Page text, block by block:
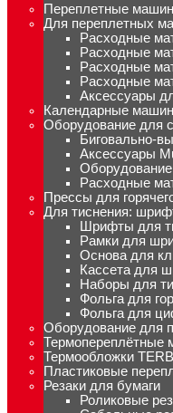
Переплетные
Для переплетных
Расходные
Расходные
Расходные
Расходные
Аксессуары
Календарные
Оборудование для
Биговально-
Аксессуары
Расходные
Прессы для
Для тиснения:
Шрифты для
Рамки для
Основа для
Кассета для
Наборы для
Фольга для
Фольга для
Оборудование для
Термопереплётные
Термообложки
Пластиковые
Резаки для бумаги
Роликовые